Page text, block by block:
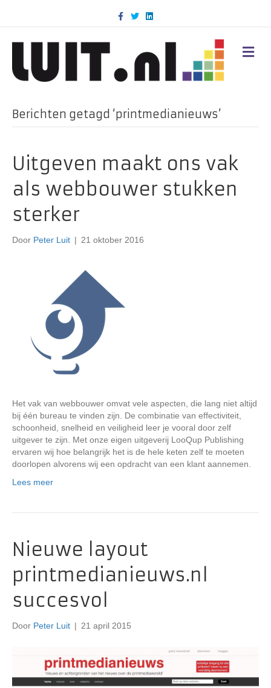
c
k
T
w
i
n
d
M
E
Berichten getagd ‘printmedianieuws’
Uitgeven maakt ons vak
als webbouwer stukken
sterker
Door Peter Luit | 21 oktober 2016
Het vak van webbouwer omvat vele aspecten, die lang niet altijd
bij één bureau te vinden zijn. De combinatie van effectiviteit,
schoonheid, snelheid en veiligheid leer je vooral door zelf
uitgever te zijn. Met onze eigen uitgeverij LooQup Publishing
ervaren wij hoe belangrijk het is de hele keten zelf te moeten
doorlopen alvorens wij een opdracht van een klant aannemen.
Lees meer
Nieuwe layout
printmedianieuws.nl
succesvol
Door Peter Luit | 21 april 2015